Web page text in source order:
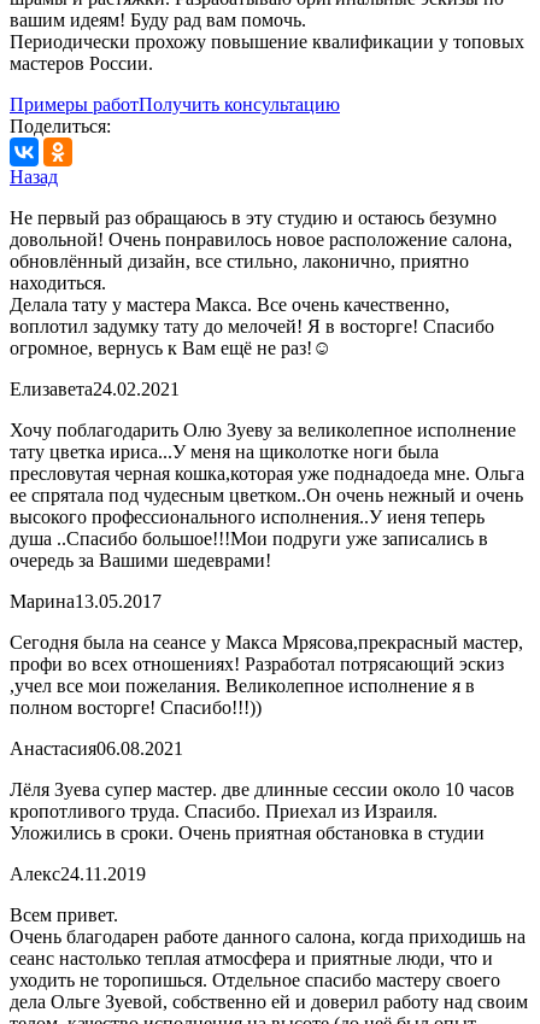
вашим идеям! Буду рад вам помочь.
Периодически прохожу повышение квалификации у топовых
мастеров России.
Примеры работПолучить консультацию
Поделиться:
Назад
Не первый раз обращаюсь в эту студию и остаюсь безумно
довольной! Очень понравилось новое расположение салона,
обновлённый дизайн, все стильно, лаконично, приятно
находиться.
Делала тату у мастера Макса. Все очень качественно,
воплотил задумку тату до мелочей! Я в восторге! Спасибо
огромное, вернусь к Вам ещё не раз!☺️
Елизавета24.02.2021
Хочу поблагодарить Олю Зуеву за великолепное исполнение
тату цветка ириса...У меня на щиколотке ноги была
пресловутая черная кошка,которая уже поднадоеда мне. Ольга
ее спрятала под чудесным цветком..Он очень нежный и очень
высокого профессионального исполнения..У иеня теперь
душа ..Спасибо большое!!!Мои подруги уже записались в
очередь за Вашими шедеврами!
Марина13.05.2017
Сегодня была на сеансе у Макса Мрясова,прекрасный мастер,
профи во всех отношениях! Разработал потрясающий эскиз
,учел все мои пожелания. Великолепное исполнение я в
полном восторге! Спасибо!!!))
Анастасия06.08.2021
Лёля Зуева супер мастер. две длинные сессии около 10 часов
кропотливого труда. Спасибо. Приехал из Израиля.
Уложились в сроки. Очень приятная обстановка в студии
Алекс24.11.2019
Всем привет.
Очень благодарен работе данного салона, когда приходишь на
сеанс настолько теплая атмосфера и приятные люди, что и
уходить не торопишься. Отдельное спасибо мастеру своего
дела Ольге Зуевой, собственно ей и доверил работу над своим